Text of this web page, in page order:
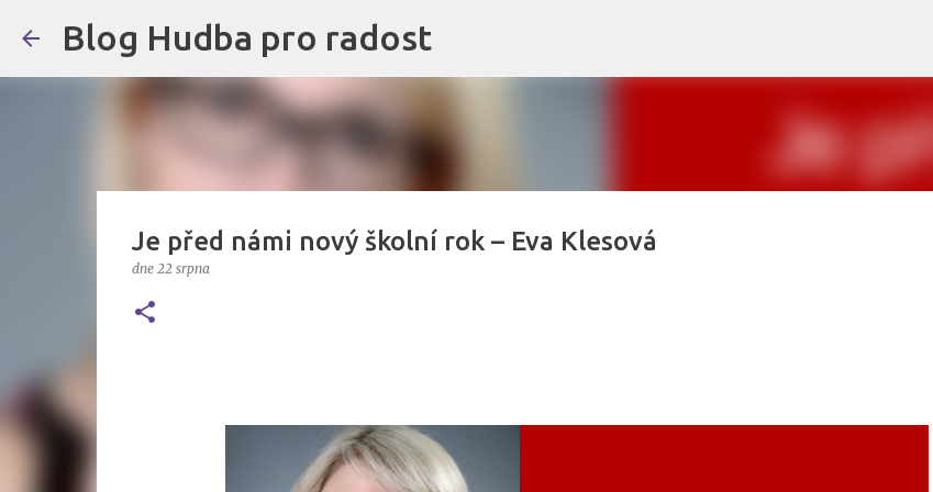
Blog Hudba pro radost
Je před námi nový školní rok – Eva Klesová
dne 22 srpna